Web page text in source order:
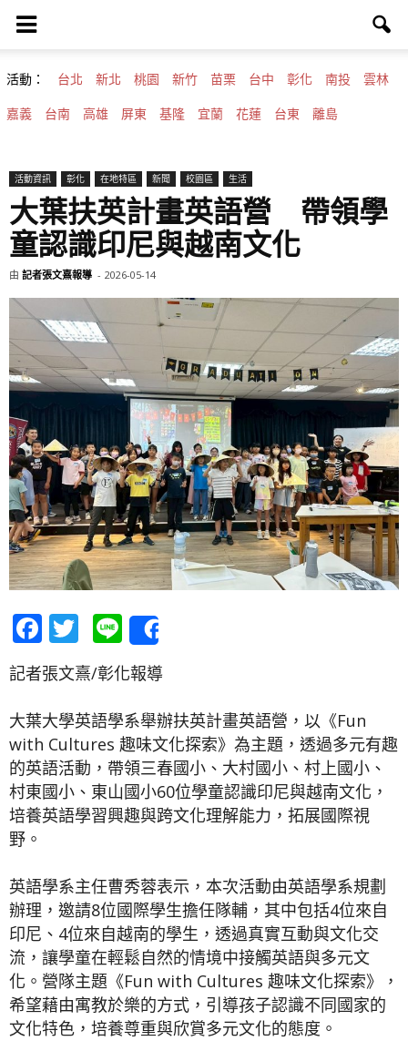
活動： 台北 新北 桃園 新竹 苗栗 台中 彰化 南投 雲林
嘉義 台南 高雄 屏東 基隆 宜蘭 花蓮 台東 離島
活動資訊 彰化 在地特區 新聞 校園區 生活
大葉扶英計畫英語營 帶領學
童認識印尼與越南文化
由 記者張文熹報導 - 2026-05-14
Facebook
Twitter
Line
記者張文熹/彰化報導
大葉大學英語學系舉辦扶英計畫英語營，以《Fun
with Cultures 趣味文化探索》為主題，透過多元有趣
的英語活動，帶領三春國小、大村國小、村上國小、
村東國小、東山國小60位學童認識印尼與越南文化，
培養英語學習興趣與跨文化理解能力，拓展國際視
野。
英語學系主任曹秀蓉表示，本次活動由英語學系規劃
辦理，邀請8位國際學生擔任隊輔，其中包括4位來自
印尼、4位來自越南的學生，透過真實互動與文化交
流，讓學童在輕鬆自然的情境中接觸英語與多元文
化。營隊主題《Fun with Cultures 趣味文化探索》，
希望藉由寓教於樂的方式，引導孩子認識不同國家的
文化特色，培養尊重與欣賞多元文化的態度。